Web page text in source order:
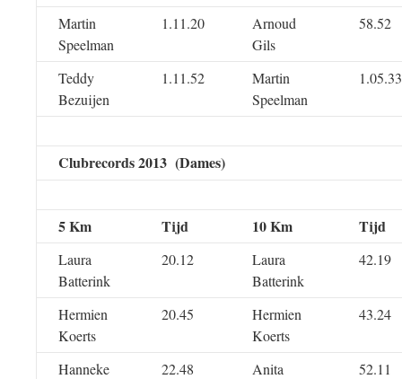
Martin
Speelman
1.11.20
Arnoud
Gils
58.52
Teddy
Bezuijen
1.11.52
Martin
Speelman
1.05.33
Clubrecords 2013 (Dames)
5 Km Tijd 10 Km Tijd
Laura
Batterink
20.12
Laura
Batterink
42.19
Hermien
Koerts
20.45
Hermien
Koerts
43.24
Hanneke
22.48
Anita
52.11